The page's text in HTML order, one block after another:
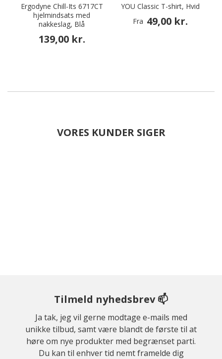
Ergodyne Chill-Its 6717CT
hjelmindsats med
nakkeslag, Blå
139,00 kr.
YOU Classic T-shirt, Hvid
Fra 49,00 kr.
VORES KUNDER SIGER
Tilmeld nyhedsbrev 📫
Ja tak, jeg vil gerne modtage e-mails med
unikke tilbud, samt være blandt de første til at
høre om nye produkter med begrænset parti.
Du kan til enhver tid nemt framelde dig